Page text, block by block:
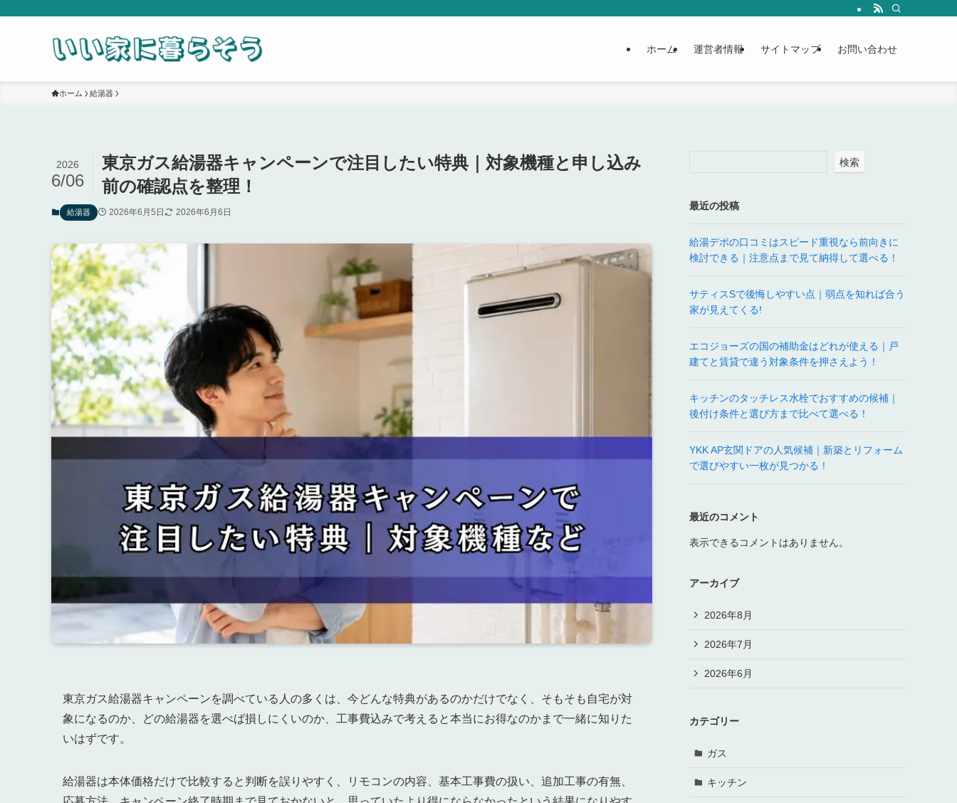
ホーム 運営者情報 サイトマップ お問い合わせ
ホーム 給湯器
東京ガス給湯器キャンペーンで注目したい特典｜対象機種と申し込み
前の確認点を整理！
2026
6/06
給湯器 2026年6月5日 2026年6月6日
東京ガス給湯器キャンペーンを調べている人の多くは、今どんな特典があるのかだけでなく、そもそも自宅が対
象になるのか、どの給湯器を選べば損しにくいのか、工事費込みで考えると本当にお得なのかまで一緒に知りた
いはずです。
給湯器は本体価格だけで比較すると判断を誤りやすく、リモコンの内容、基本工事費の扱い、追加工事の有無、
検索
最近の投稿
給湯デポの口コミはスピード重視なら前向きに
検討できる｜注意点まで見て納得して選べる！
サティスSで後悔しやすい点｜弱点を知れば合う
家が見えてくる!
エコジョーズの国の補助金はどれが使える｜戸
建てと賃貸で違う対象条件を押さえよう！
キッチンのタッチレス水栓でおすすめの候補｜
後付け条件と選び方まで比べて選べる！
YKK AP玄関ドアの人気候補｜新築とリフォーム
で選びやすい一枚が見つかる！
最近のコメント
表示できるコメントはありません。
アーカイブ
2026年8月
2026年7月
2026年6月
カテゴリー
ガス
キッチン